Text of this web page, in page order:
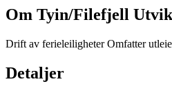
Om Tyin/Filefjell
Drift av ferieleiligheter Omfatter
Detaljer